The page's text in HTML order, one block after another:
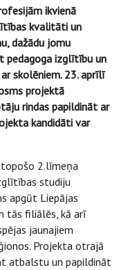
ikvienā
kvalitāti un
dažādu jomu
pedagoga izglītību un
skolēniem. 23. aprīlī
projektā
rindas papildināt ar
kandidāti var
2.līmeņa
studiju
apgūt Liepājas
tās filiālēs, kā arī
jaunajiem
Projekta otrajā
atbalstu un papildināt